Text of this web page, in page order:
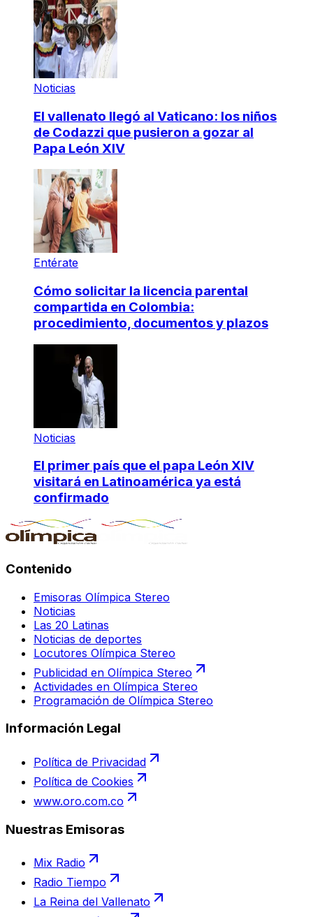
Noticias
El vallenato llegó al Vaticano: los niños
de Codazzi que pusieron a gozar al
Papa León XIV
Entérate
Cómo solicitar la licencia parental
compartida en Colombia:
procedimiento, documentos y plazos
Noticias
El primer país que el papa León XIV
visitará en Latinoamérica ya está
confirmado
Contenido
Emisoras Olímpica Stereo
Noticias
Las 20 Latinas
Noticias de deportes
Locutores Olímpica Stereo
Publicidad en Olímpica Stereo
Actividades en Olímpica Stereo
Programación de Olímpica Stereo
Información Legal
Política de Privacidad
Política de Cookies
www.oro.com.co
Nuestras Emisoras
Mix Radio
Radio Tiempo
La Reina del Vallenato